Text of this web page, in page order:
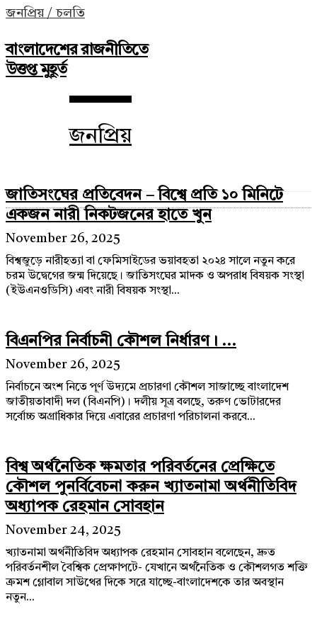
জনপ্রিয় / চলতি
বাংলাদেশের রাজনীতিতে
উত্তপ্ত মুহূর্ত
জনপ্রিয়
জাতিসংঘের প্রতিবেদন – বিশ্বে প্রতি ১০ মিনিটে
একজন নারী নিকটজনের হাতে খুন
November 26, 2025
বিশ্বজুড়ে নারীহত্যা বা ফেমিসাইডের ভয়াবহতা ২০২৪ সালে নতুন করে
চরম উদ্বেগের জন্ম দিয়েছে। জাতিসংঘের মাদক ও অপরাধ বিষয়ক সংস্থা
(ইউএনওডিসি) এবং নারী বিষয়ক সংস্থা...
বিএনপির নির্বাচনী কৌশল নির্ধারণ। ...
November 26, 2025
নির্বাচনে অংশ নিতে পূর্ণ উদ্যমে প্রচারণা কৌশল সাজাচ্ছে বাংলাদেশ
জাতীয়তাবাদী দল (বিএনপি)। দলীয় সূত্র বলছে, তরুণ ভোটারদের
সর্বোচ্চ অগ্রাধিকার দিয়ে এবারের প্রচারণা পরিচালনা করবে...
বিশ্ব অর্থনৈতিক ক্ষমতার পরিবর্তনের প্রেক্ষিতে
কৌশল পুনর্বিবেচনা করুন খ্যাতনামা অর্থনীতিবিদ
অধ্যাপক রেহমান সোবহান
November 24, 2025
খ্যাতনামা অর্থনীতিবিদ অধ্যাপক রেহমান সোবহান বলেছেন, দ্রুত
পরিবর্তনশীল বৈশ্বিক প্রেক্ষাপটে- যেখানে অর্থনৈতিক ও কৌশলগত শক্তি
ক্রমশ গ্লোবাল সাউথের দিকে সরে যাচ্ছে-বাংলাদেশকে তার অবস্থান
নতুন...